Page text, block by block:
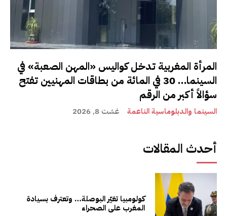
المرأة المغربية تدخل كواليس «المهن الصعبة» في
السينما… 30 في المائة من بطاقات المهنيين تفتح
سؤالاً أكبر من الرقم
السينما والدبلوماسية الناعمة غشت 8, 2026
أحدث المقالات
كولومبيا تغيّر البوصلة… وتعترف بسيادة
المغرب على الصحراء